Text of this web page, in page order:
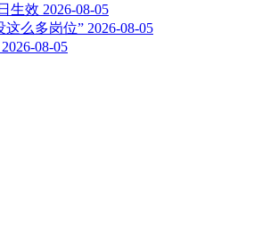
生效 2026-08-05
这么多岗位” 2026-08-05
2026-08-05